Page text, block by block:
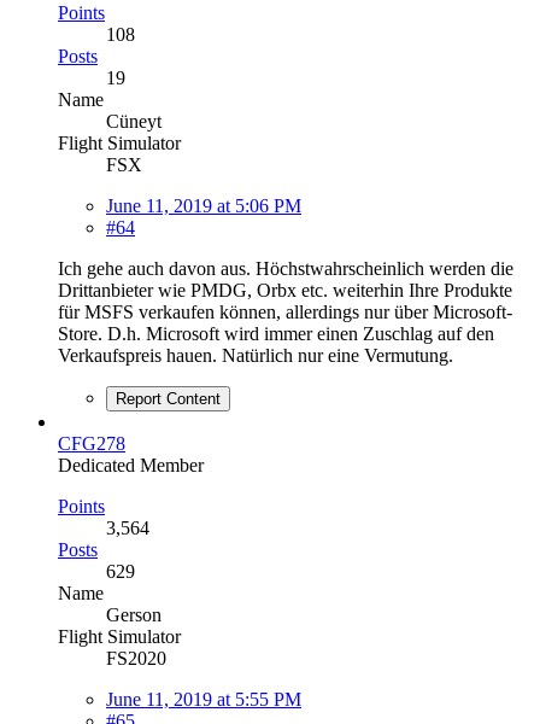
Points
108
Posts
19
Name
Cüneyt
Flight Simulator
FSX
June 11, 2019 at 5:06 PM
#64
Ich gehe auch davon aus. Höchstwahrscheinlich werden die
Drittanbieter wie PMDG, Orbx etc. weiterhin Ihre Produkte
für MSFS verkaufen können, allerdings nur über Microsoft-
Store. D.h. Microsoft wird immer einen Zuschlag auf den
Verkaufspreis hauen. Natürlich nur eine Vermutung.
Report Content
CFG278
Dedicated Member
Points
3,564
Posts
629
Name
Gerson
Flight Simulator
FS2020
June 11, 2019 at 5:55 PM